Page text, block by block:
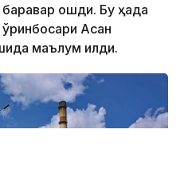
ошди. Бу ҳақда
ўринбосари Асан
маълум қилди.